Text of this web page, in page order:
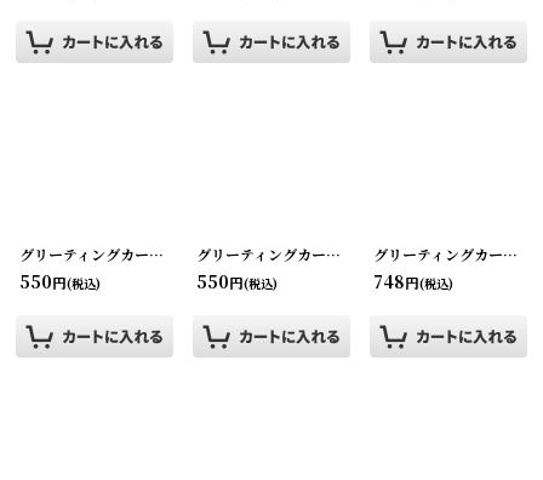
グリーティングカード・ビンテージカード フラワー 220902-13 ]
550円(税込)
グリーティングカード・ビンテージカード hello クリスマス
550円(税込)
グリーティングカード・ビンテージカード happy birthday
748円(税込)